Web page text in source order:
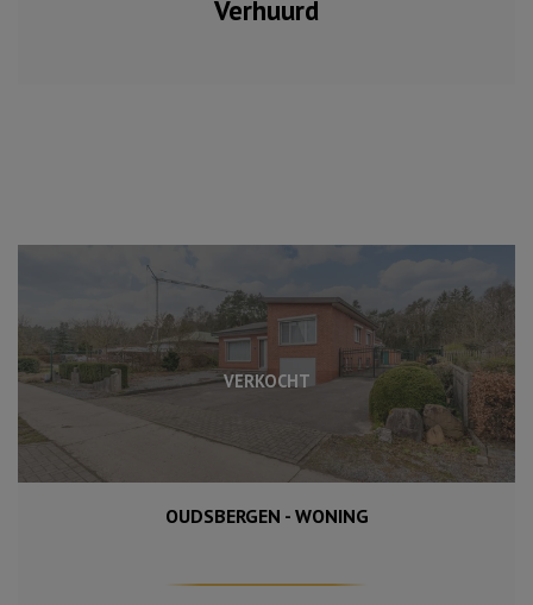
Verhuurd
VERKOCHT
1 724 m² 187 m²
OUDSBERGEN - WONING